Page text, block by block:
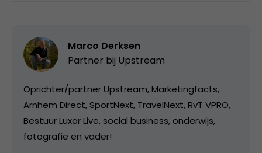
Marco Derksen
Partner bij Upstream
Oprichter/partner Upstream, Marketingfacts,
Arnhem Direct, SportNext, TravelNext, RvT VPRO,
Bestuur Luxor Live, social business, onderwijs,
fotografie en vader!